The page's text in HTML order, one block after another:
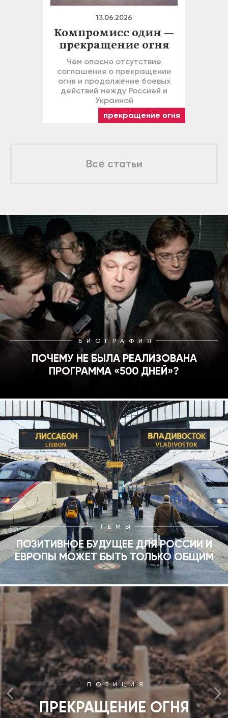
13.06.2026
Компромисс один —
прекращение огня
Чем опасно отсутствие
соглашения о прекращении
огня и продолжение боевых
действий между Россией и
Украиной
прекращение огня
Все статьи
БИОГРАФИЯ
ПОЧЕМУ НЕ БЫЛА РЕАЛИЗОВАНА
ПРОГРАММА «500 ДНЕЙ»?
ТЕМЫ
ПОЗИТИВНОЕ БУДУЩЕЕ ДЛЯ РОССИИ И
ЕВРОПЫ МОЖЕТ БЫТЬ ТОЛЬКО ОБЩИМ
ПОЗИЦИЯ
ПРЕКРАЩЕНИЕ ОГНЯ